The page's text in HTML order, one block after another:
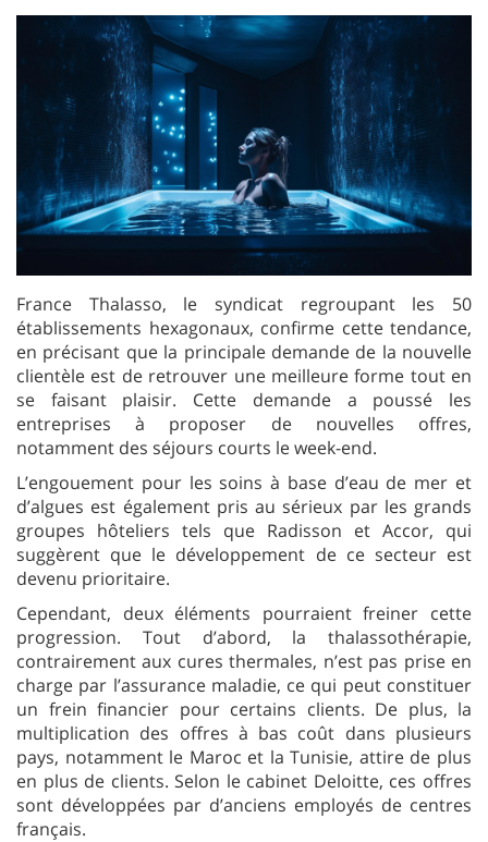
France Thalasso, le syndicat regroupant les 50
établissements hexagonaux, confirme cette tendance,
en précisant que la principale demande de la nouvelle
clientèle est de retrouver une meilleure forme tout en
se faisant plaisir. Cette demande a poussé les
entreprises à proposer de nouvelles offres,
notamment des séjours courts le week-end.
L’engouement pour les soins à base d’eau de mer et
d’algues est également pris au sérieux par les grands
groupes hôteliers tels que Radisson et Accor, qui
suggèrent que le développement de ce secteur est
devenu prioritaire.
Cependant, deux éléments pourraient freiner cette
progression. Tout d’abord, la thalassothérapie,
contrairement aux cures thermales, n’est pas prise en
charge par l’assurance maladie, ce qui peut constituer
un frein financier pour certains clients. De plus, la
multiplication des offres à bas coût dans plusieurs
pays, notamment le Maroc et la Tunisie, attire de plus
en plus de clients. Selon le cabinet Deloitte, ces offres
sont développées par d’anciens employés de centres
français.